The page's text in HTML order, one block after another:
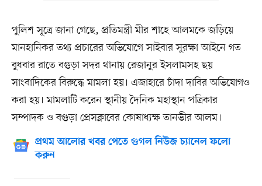
পুলিশ সূত্রে জানা গেছে, প্রতিমন্ত্রী মীর শাহে আলমকে জড়িয়ে
মানহানিকর তথ্য প্রচারের অভিযোগে সাইবার সুরক্ষা আইনে গত
বুধবার রাতে বগুড়া সদর থানায় রেজানুর ইসলামসহ ছয়
সাংবাদিকের বিরুদ্ধে মামলা হয়। এজাহারে চাঁদা দাবির অভিযোগও
করা হয়। মামলাটি করেন স্থানীয় দৈনিক মহাস্থান পত্রিকার
সম্পাদক ও বগুড়া প্রেসক্লাবের কোষাধ্যক্ষ তানভীর আলম।
প্রথম আলোর খবর পেতে গুগল নিউজ চ্যানেল ফলো
করুন